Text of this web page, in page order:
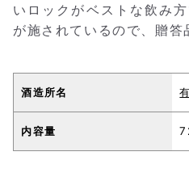
いロックがベストな飲み
が施されているので、贈答
酒造所名
内容量